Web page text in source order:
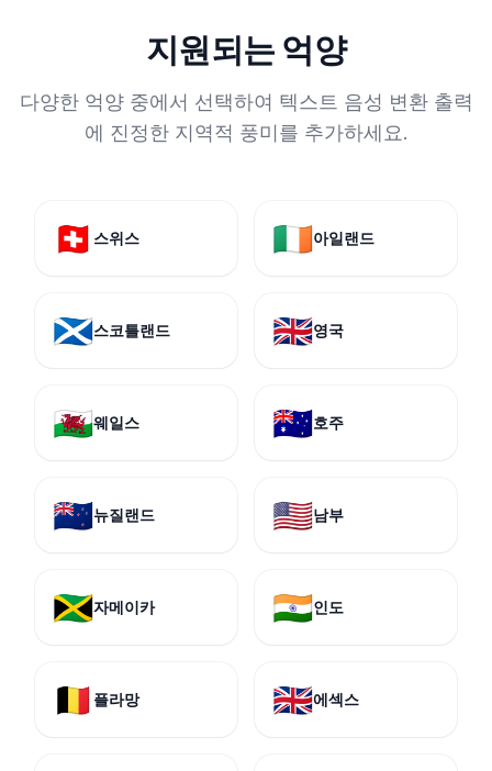
지원되는 억양
다양한 억양 중에서 선택하여 텍스트 음성 변환 출력
에 진정한 지역적 풍미를 추가하세요.
🇨🇭 스위스 🇮🇪아일랜드
🏴󠁧󠁢󠁳󠁣󠁴󠁿스코틀랜드 🇬🇧영국
🏴󠁧󠁢󠁷󠁬󠁳󠁿웨일스 🇦🇺호주
🇳🇿뉴질랜드 🇺🇸남부
🇯🇲자메이카 🇮🇳인도
🇧🇪 플라망 🇬🇧에섹스